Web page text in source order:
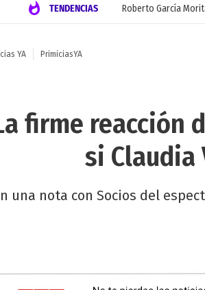
TENDENCIAS Roberto García
YA PrimiciasYA
firme reacción
si Claudia
una nota con Socios del